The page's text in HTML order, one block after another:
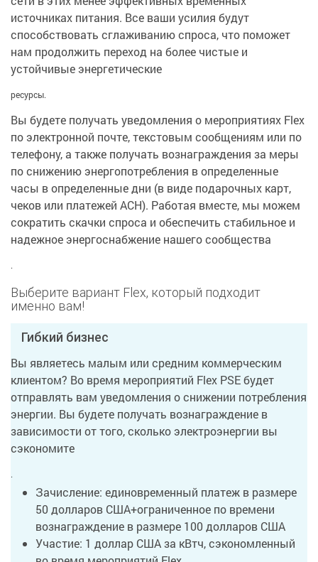
источниках питания. Все ваши усилия будут
способствовать сглаживанию спроса, что поможет
нам продолжить переход на более чистые и
устойчивые энергетические
ресурсы.
Вы будете получать уведомления о мероприятиях Flex
по электронной почте, текстовым сообщениям или по
телефону, а также получать вознаграждения за меры
по снижению энергопотребления в определенные
часы в определенные дни (в виде подарочных карт,
чеков или платежей ACH). Работая вместе, мы можем
сократить скачки спроса и обеспечить стабильное и
надежное энергоснабжение нашего сообщества
.
Выберите вариант Flex, который подходит
именно вам!
Гибкий бизнес
Вы являетесь малым или средним коммерческим
клиентом? Во время мероприятий Flex PSE будет
отправлять вам уведомления о снижении потребления
энергии. Вы будете получать вознаграждение в
зависимости от того, сколько электроэнергии вы
сэкономите
.
Зачисление: единовременный платеж в размере
50 долларов США+ограниченное по времени
вознаграждение в размере 100 долларов США
Участие: 1 доллар США за кВтч, сэкономленный